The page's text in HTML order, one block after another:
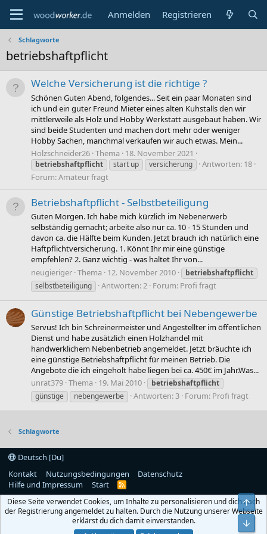
Anmelden Registrieren
Schlagworte
betriebshaftpflicht
Welche Versicherung ist die richtige ?
Schönen Guten Abend, folgendes... Seit ein paar Monaten sind
ich und ein guter Freund Mieter eines alten Kuhstalls den wir
mittlerweile als Holz und Hobby Werkstatt ausgebaut haben. Wir
sind beide Studenten und machen dort mehr oder weniger
Hobby Sachen, manchmal verkaufen wir auch etwas. Mein...
Holzschneider26 Thema 18. November 2021
betriebshaftpflicht start up versicherung
Antworten: 18
Forum:Amateur fragt
Betriebshaftpflicht - Selbstbeteiligung
Guten Morgen. Ich habe mich kürzlich im Nebenerwerb
selbständig gemacht; arbeite also nur ca. 10 - 15 Stunden und
davon ca. die Hälfte beim Kunden. Jetzt brauch ich natürlich eine
Haftpflichtversicherung. 1. Könnt Ihr mir eine günstige
empfehlen? 2. Ganz wichtig - was haltet Ihr von...
neugieriger Thema 12. November 2010
betriebshaftpflicht
selbstbeteiligung
Antworten: 2 Forum: Profi fragt
Günstige Betriebshaftpflicht bei Nebengewerbe
Servus! Ich bin Schreinermeister und Angestellter im öffentlichen
Dienst und habe zusätzlich einen Holzhandel mit
handwerklichem Nebenbetrieb angemeldet. Jetzt bräuchte ich
eine günstige Betriebshaftpflicht für meinen Betrieb. Die
Angebote die ich eingeholt habe liegen bei ca. 450€ im Jahr.Was...
unrat379 Thema 19. Mai 2010
betriebshaftpflicht
günstige
nebengewerbe Antworten: 3 Forum: Profi fragt
Schlagworte
Deutsch [Du]
Kontakt
Nutzungsbedingungen
Datenschutz
Hilfe und Impressum
Start
R
S
Diese Seite verwendet Cookies, um Inhalte zu personalisieren und dich nach
der Registrierung angemeldet zu halten. Durch die Nutzung unserer Webseite
erklärst du dich damit einverstanden.